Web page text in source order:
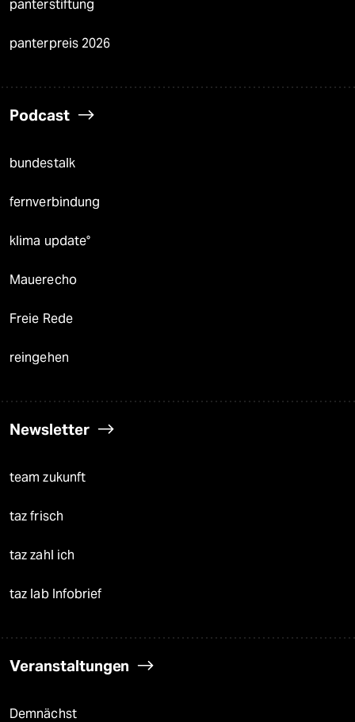
panterstiftung
panterpreis 2026
Podcast
bundestalk
fernverbindung
klima update°
Mauerecho
Freie Rede
reingehen
Newsletter
team zukunft
taz frisch
taz zahl ich
taz lab Infobrief
Veranstaltungen
Demnächst